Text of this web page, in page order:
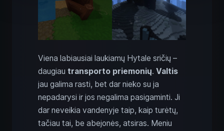
Viena labiausiai laukiamų Hytale sričių –
daugiau transporto priemonių. Valtis
jau galima rasti, bet dar nieko su ja
nepadarysi ir jos negalima pasigaminti. Ji
dar neveikia vandenyje taip, kaip turėtų,
tačiau tai, be abejonės, atsiras. Meniu